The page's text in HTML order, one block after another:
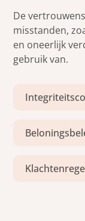
De
misstanden,
en oneerlijk
gebruik van.